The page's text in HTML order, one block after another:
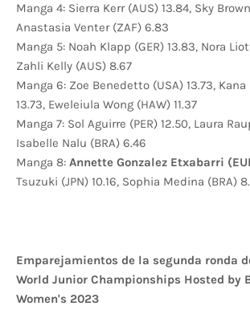
Manga 4: Sierra Kerr (AUS) 13.84, Sky
Anastasia Venter (ZAF) 6.83
Manga 5: Noah Klapp (GER) 13.83, Nora
Zahli Kelly (AUS) 8.67
Manga 6: Zoe Benedetto (USA) 13.73, Kana
13.73, Eweleiula Wong (HAW) 11.37
Manga 7: Sol Aguirre (PER) 12.50, Laura
Isabelle Nalu (BRA) 6.46
Manga 8: Annette Gonzalez Etxabarri
Tsuzuki (JPN) 10.16, Sophia Medina (BRA)
Emparejamientos de la segunda ronda
World Junior Championships Hosted by
Women's 2023